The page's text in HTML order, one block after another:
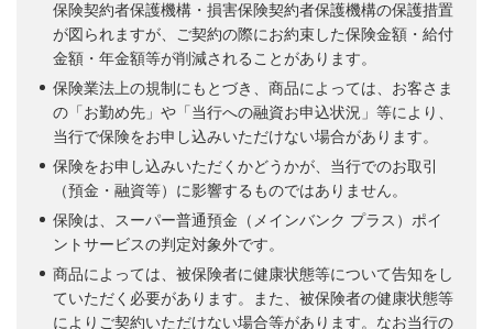
保険契約者保護機構・損害保険契約者保護機構の保護措置
が図られますが、ご契約の際にお約束した保険金額・給付
金額・年金額等が削減されることがあります。
保険業法上の規制にもとづき、商品によっては、お客さま
の「お勤め先」や「当行への融資お申込状況」等により、
当行で保険をお申し込みいただけない場合があります。
保険をお申し込みいただくかどうかが、当行でのお取引
（預金・融資等）に影響するものではありません。
保険は、スーパー普通預金（メインバンク プラス）ポイ
ントサービスの判定対象外です。
商品によっては、被保険者に健康状態等について告知をし
ていただく必要があります。また、被保険者の健康状態等
によりご契約いただけない場合等があります。なお当行の